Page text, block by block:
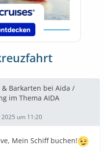
Barkarten bei Aida /
im Thema AIDA
um 11:20
Mein Schiff buchen!